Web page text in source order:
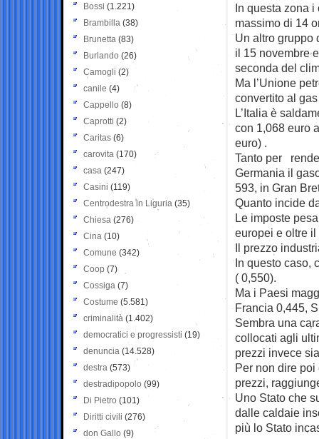
In questa zona
massimo di 14
Un altro gruppo
il 15 novembre
seconda del
Ma l’Unione
convertito al
L’Italia è
con 1,068 euro
euro) .
Tanto per
Germania il
593, in Gran
Quanto incide
Le imposte
europei e oltre
Il prezzo
In questo caso,
( 0,550).
Ma i Paesi
Francia 0,445,
Sembra una
collocati agli
prezzi invece
Per non dire
prezzi,
Uno Stato che
dalle caldaie
più lo Stato
Bossi (1.221)
Brambilla (38)
Brunetta (83)
Burlando (26)
Camogli (2)
canile (4)
Cappello (8)
Caprotti (2)
Caritas (6)
carovita (170)
casa (247)
Casini (119)
Centrodestra in Liguria (35)
Chiesa (276)
Cina (10)
Comune (342)
Coop (7)
Cossiga (7)
Costume (5.581)
criminalità (1.402)
democratici e progressisti (19)
denuncia (14.528)
destra (573)
destradipopolo (99)
Di Pietro (101)
Diritti civili (276)
don Gallo (9)